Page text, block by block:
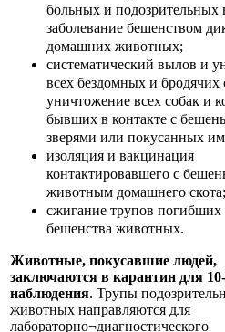
больных и подозрительных
заболевание бешенством
домашних животных;
систематический вылов и
всех бездомных и
уничтожение всех собак и
бывших в контакте с
зверями или покусанных
изоляция и вакцинация
контактировавшего с
животным домашнего скота;
сжигание трупов погибших
бешенства животных.
Животные, покусавшие людей,
заключаются в карантин для
наблюдения. Трупы
животных направляются для
лабораторно¬диагностического